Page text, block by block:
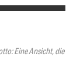
Eine Ansicht, die